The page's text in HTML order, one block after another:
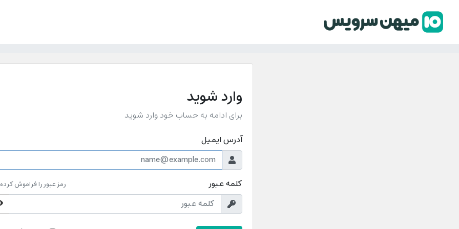
وارد شوید
برای ادامه به حساب خود وارد شوید
آدرس ایمیل
کلمه عبور رمز عبور را فراموش